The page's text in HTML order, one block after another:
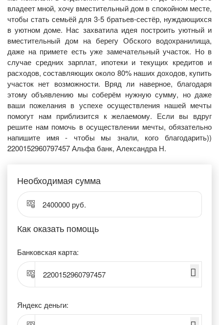
владеет мной, хочу вместительный дом в спокойном месте,
чтобы стать семьёй для 3-5 братьев-сестёр, нуждающихся
в уютном доме. Нас захватила идея построить уютный и
вместительный дом на берегу Обского водохранилища,
даже на примете есть уже замечательный участок. Но в
случае средних зарплат, ипотеки и текущих кредитов и
расходов, составляющих около 80% наших доходов, купить
участок нет возможности. Вряд ли наверное, благодаря
этому объявлению мы соберём нужную сумму, но даже
ваши пожелания в успехе осуществления нашей мечты
помогут нам приблизится к желаемому. Если вы вдруг
решите нам помочь в осуществлении мечты, обязательно
напишите имя - чтобы мы знали, кого благодарить))
2200152960797457 Альфа банк, Александра Н.
Необходимая сумма
2400000 руб.
Как оказать помощь
Банковская карта:
2200152960797457
Яндекс деньги: